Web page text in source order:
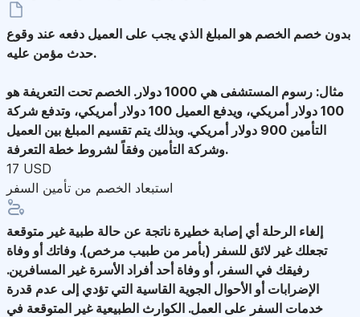
بدون خصم الخصم هو المبلغ الذي يجب على العميل دفعه عند وقوع
حدث مؤمن عليه.
مثال: رسوم المستشفى هي 1000 دولار. الخصم تحت التعريفة هو
100 دولار أمريكي، ويدفع العميل 100 دولار أمريكي، وتدفع شركة
التأمين 900 دولار أمريكي. وبذلك يتم تقسيم المبلغ بين العميل
وشركة التأمين وفقاً لشروط خطة التعرفة.
17 USD
استبعاد الخصم من تأمين السفر
إلغاء الرحلة أي إصابة خطيرة ناتجة عن حالة طبية غير متوقعة
تجعلك غير لائق للسفر (بأمر من طبيب مرخص). وفاتك أو وفاة
رفيقك في السفر، أو وفاة أحد أفراد الأسرة غير المسافرين.
الإضرابات أو الأحوال الجوية القاسية التي تؤدي إلى عدم قدرة
خدمات السفر على العمل. الكوارث الطبيعية غير المتوقعة في